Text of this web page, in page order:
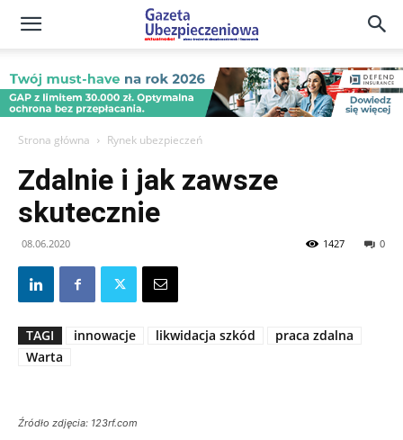
Gazeta
Ubezpieczeniowa
Portal
Strona główna Rynek ubezpieczeń
Zdalnie i jak zawsze
skutecznie
08.06.2020 0
1427
TAGI innowacje likwidacja szkód
praca zdalna
Warta
Źródło zdjęcia: 123rf.com